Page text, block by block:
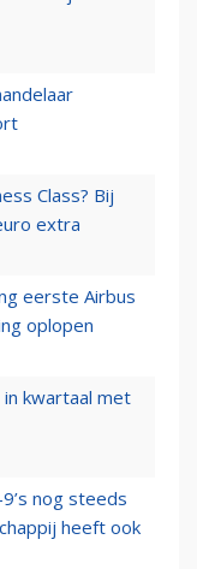
Class? Bij
extra
eerste Airbus
oplopen
kwartaal met
nog steeds
heeft ook